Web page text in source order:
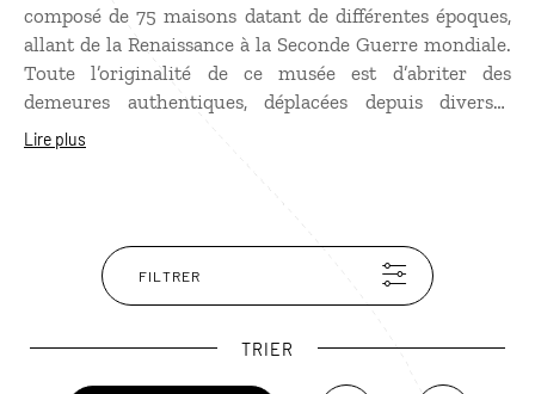
composé de 75 maisons datant de différentes époques,
allant de la Renaissance à la Seconde Guerre mondiale.
Toute l’originalité de ce musée est d’abriter des
demeures authentiques, déplacées depuis diverses
régions, offrant un voyage au Danemark dans l'histoire
au moulin à eau, à l’ancienne poste ou à l’atelier du
gantier avant de pouvoir goûter une pâtisserie
ancienne dans une presque authentique boulangerie
Lire plus
FILTRER
TRIER